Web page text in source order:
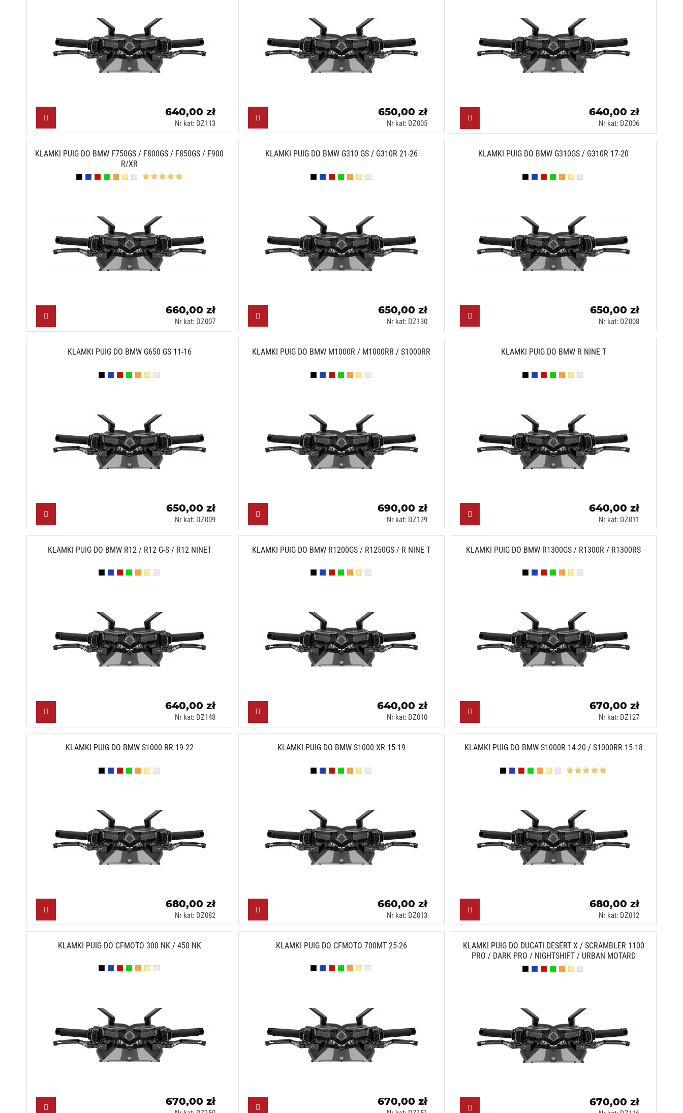
640,00 zł
Nr kat: DZ113
650,00 zł
Nr kat: DZ005
640,00 zł
Nr kat: DZ006
KLAMKI PUIG DO BMW F750GS / F800GS / F850GS / F900
R/XR
Czarny (N)
Niebieski (A)
Czerwony (R)
Zielony (V)
Pomarańczowy (T)
Złoty (O)
Srebrny (P)
660,00 zł
Nr kat: DZ007
KLAMKI PUIG DO BMW G310 GS / G310R 21-26
Czarny (N)
Niebieski (A)
Czerwony (R)
Zielony (V)
Pomarańczowy (T)
Złoty (O)
Srebrny (P)
650,00 zł
Nr kat: DZ130
KLAMKI PUIG DO BMW G310GS / G310R 17-20
Czarny (N)
Niebieski (A)
Czerwony (R)
Zielony (V)
Pomarańczowy (T)
Złoty (O)
Srebrny (P)
650,00 zł
Nr kat: DZ008
KLAMKI PUIG DO BMW G650 GS 11-16
Czarny (N)
Niebieski (A)
Czerwony (R)
Zielony (V)
Pomarańczowy (T)
Złoty (O)
Srebrny (P)
650,00 zł
Nr kat: DZ009
KLAMKI PUIG DO BMW M1000R / M1000RR / S1000RR
Czarny (N)
Niebieski (A)
Czerwony (R)
Zielony (V)
Pomarańczowy (T)
Złoty (O)
Srebrny (P)
690,00 zł
Nr kat: DZ129
KLAMKI PUIG DO BMW R NINE T
Czarny (N)
Niebieski (A)
Czerwony (R)
Zielony (V)
Pomarańczowy (T)
Złoty (O)
Srebrny (P)
640,00 zł
Nr kat: DZ011
KLAMKI PUIG DO BMW R12 / R12 G-S / R12 NINET
Czarny (N)
Niebieski (A)
Czerwony (R)
Zielony (V)
Pomarańczowy (T)
Złoty (O)
Srebrny (P)
640,00 zł
Nr kat: DZ148
KLAMKI PUIG DO BMW R1200GS / R1250GS / R NINE T
Czarny (N)
Niebieski (A)
Czerwony (R)
Zielony (V)
Pomarańczowy (T)
Złoty (O)
Srebrny (P)
640,00 zł
Nr kat: DZ010
KLAMKI PUIG DO BMW R1300GS / R1300R / R1300RS
Czarny (N)
Niebieski (A)
Czerwony (R)
Zielony (V)
Pomarańczowy (T)
Złoty (O)
Srebrny (P)
670,00 zł
Nr kat: DZ127
KLAMKI PUIG DO BMW S1000 RR 19-22
Czarny (N)
Niebieski (A)
Czerwony (R)
Zielony (V)
Pomarańczowy (T)
Złoty (O)
Srebrny (P)
680,00 zł
Nr kat: DZ082
KLAMKI PUIG DO BMW S1000 XR 15-19
Czarny (N)
Niebieski (A)
Czerwony (R)
Zielony (V)
Pomarańczowy (T)
Złoty (O)
Srebrny (P)
660,00 zł
Nr kat: DZ013
KLAMKI PUIG DO BMW S1000R 14-20 / S1000RR 15-18
Czarny (N)
Niebieski (A)
Czerwony (R)
Zielony (V)
Pomarańczowy (T)
Złoty (O)
Srebrny (P)
680,00 zł
Nr kat: DZ012
KLAMKI PUIG DO CFMOTO 300 NK / 450 NK
Czarny (N)
Niebieski (A)
Czerwony (R)
Zielony (V)
Pomarańczowy (T)
Złoty (O)
Srebrny (P)
670,00 zł
KLAMKI PUIG DO CFMOTO 700MT 25-26
Czarny (N)
Niebieski (A)
Czerwony (R)
Zielony (V)
Pomarańczowy (T)
Złoty (O)
Srebrny (P)
670,00 zł
KLAMKI PUIG DO DUCATI DESERT X / SCRAMBLER 1100
PRO / DARK PRO / NIGHTSHIFT / URBAN MOTARD
Czarny (N)
Niebieski (A)
Czerwony (R)
Zielony (V)
Pomarańczowy (T)
Złoty (O)
Srebrny (P)
670,00 zł